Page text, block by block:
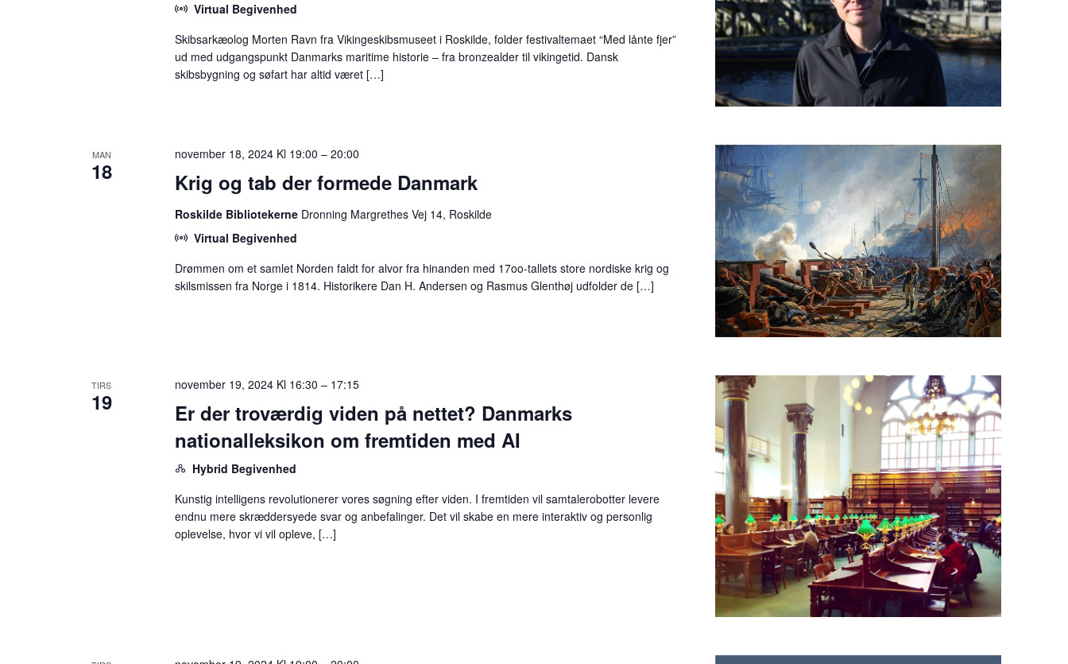
Virtual Begivenhed
Skibsarkæolog Morten Ravn fra Vikingeskibsmuseet i Roskilde, folder festivaltemaet “Med lånte fjer”
ud med udgangspunkt Danmarks maritime historie – fra bronzealder til vikingetid. Dansk
skibsbygning og søfart har altid været […]
MAN
18 Krig og tab der formede Danmark
november 18, 2024 Kl 19:00 – 20:00
Roskilde Bibliotekerne Dronning Margrethes Vej 14, Roskilde
Virtual Begivenhed
Drømmen om et samlet Norden faldt for alvor fra hinanden med 17oo-tallets store nordiske krig og
skilsmissen fra Norge i 1814. Historikere Dan H. Andersen og Rasmus Glenthøj udfolder de […]
TIRS
19
Er der troværdig viden på nettet? Danmarks
nationalleksikon om fremtiden med AI
november 19, 2024 Kl 16:30 – 17:15
Hybrid Begivenhed
Kunstig intelligens revolutionerer vores søgning efter viden. I fremtiden vil samtalerobotter levere
endnu mere skræddersyede svar og anbefalinger. Det vil skabe en mere interaktiv og personlig
oplevelse, hvor vi vil opleve, […]